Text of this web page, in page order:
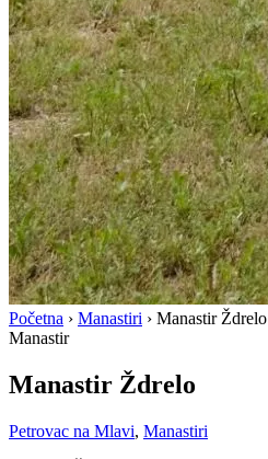
Početna › Manastiri › Manastir Ždrelo
Manastir
Manastir Ždrelo
Petrovac na Mlavi, Manastiri